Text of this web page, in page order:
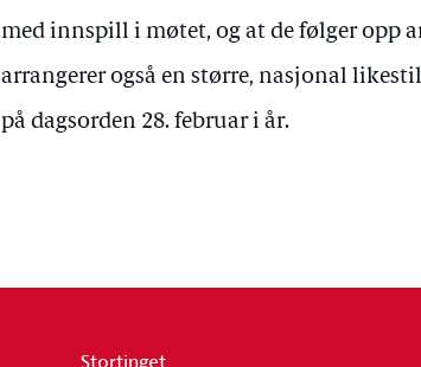
med innspill i møtet, og at de følger opp
arrangerer også en større, nasjonal
på dagsorden 28. februar i år.
Stortinget